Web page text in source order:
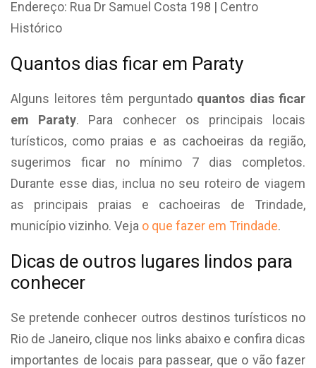
Endereço: Rua Dr Samuel Costa 198 | Centro
Histórico
Quantos dias ficar em Paraty
Alguns leitores têm perguntado quantos dias ficar
em Paraty. Para conhecer os principais locais
turísticos, como praias e as cachoeiras da região,
sugerimos ficar no mínimo 7 dias completos.
Durante esse dias, inclua no seu roteiro de viagem
as principais praias e cachoeiras de Trindade,
município vizinho. Veja o que fazer em Trindade.
Dicas de outros lugares lindos para
conhecer
Se pretende conhecer outros destinos turísticos no
Rio de Janeiro, clique nos links abaixo e confira dicas
importantes de locais para passear, que o vão fazer